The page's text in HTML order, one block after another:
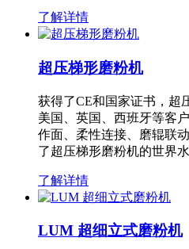
了解详情
超压梯形磨粉机
获得了CE和国家证书，超
美国、英国、西班牙等客
作面、柔性连接、磨辊联
了超压梯形磨粉机的世界
了解详情
LUM 超细立式磨粉机